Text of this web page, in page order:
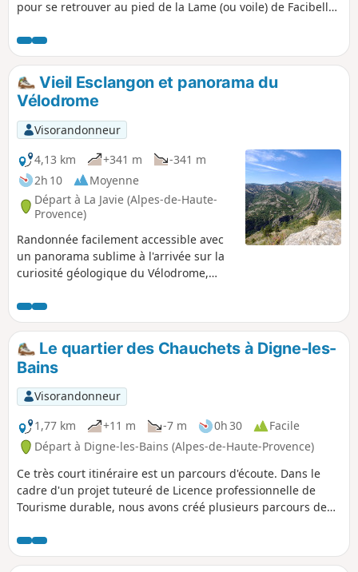
pour se retrouver au pied de la Lame (ou voile) de Facibelle :
temps avec l'ancien ermitage orthodoxe Saint-Jean du
Désert, sans oublier les hameaux et villages abandonnés
comme Tanaron et Pudoyer
Vieil Esclangon et panorama du
Vélodrome
Visorandonneur
4,13 km
+341 m
-341 m
2h 10
Moyenne
Départ à La Javie (Alpes-de-Haute-
Provence)
Randonnée facilement accessible avec
un panorama sublime à l'arrivée sur la
curiosité géologique du Vélodrome,
Gorges du Bés. Parcours très agréable
au milieu d'une végétation variée.
Le quartier des Chauchets à Digne-les-
Bains
Visorandonneur
1,77 km
+11 m -7 m 0h 30
Facile
Départ à Digne-les-Bains (Alpes-de-Haute-Provence)
Ce très court itinéraire est un parcours d'écoute. Dans le
cadre d'un projet tuteuré de Licence professionnelle de
Tourisme durable, nous avons créé plusieurs parcours de
dits calmes de la ville.